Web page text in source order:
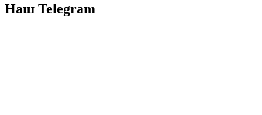
Наш Telegram